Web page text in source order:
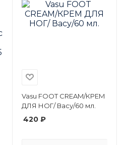
Vasu FOOT CREAM/КРЕМ
ДЛЯ НОГ/ Васу/60 мл.
420 ₽